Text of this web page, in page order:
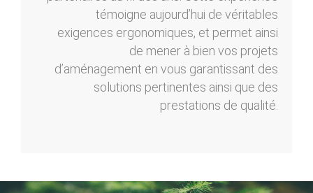
témoigne aujourd’hui de véritables
exigences ergonomiques, et permet ainsi
de mener à bien vos projets
d’aménagement en vous garantissant des
solutions pertinentes ainsi que des
prestations de qualité.